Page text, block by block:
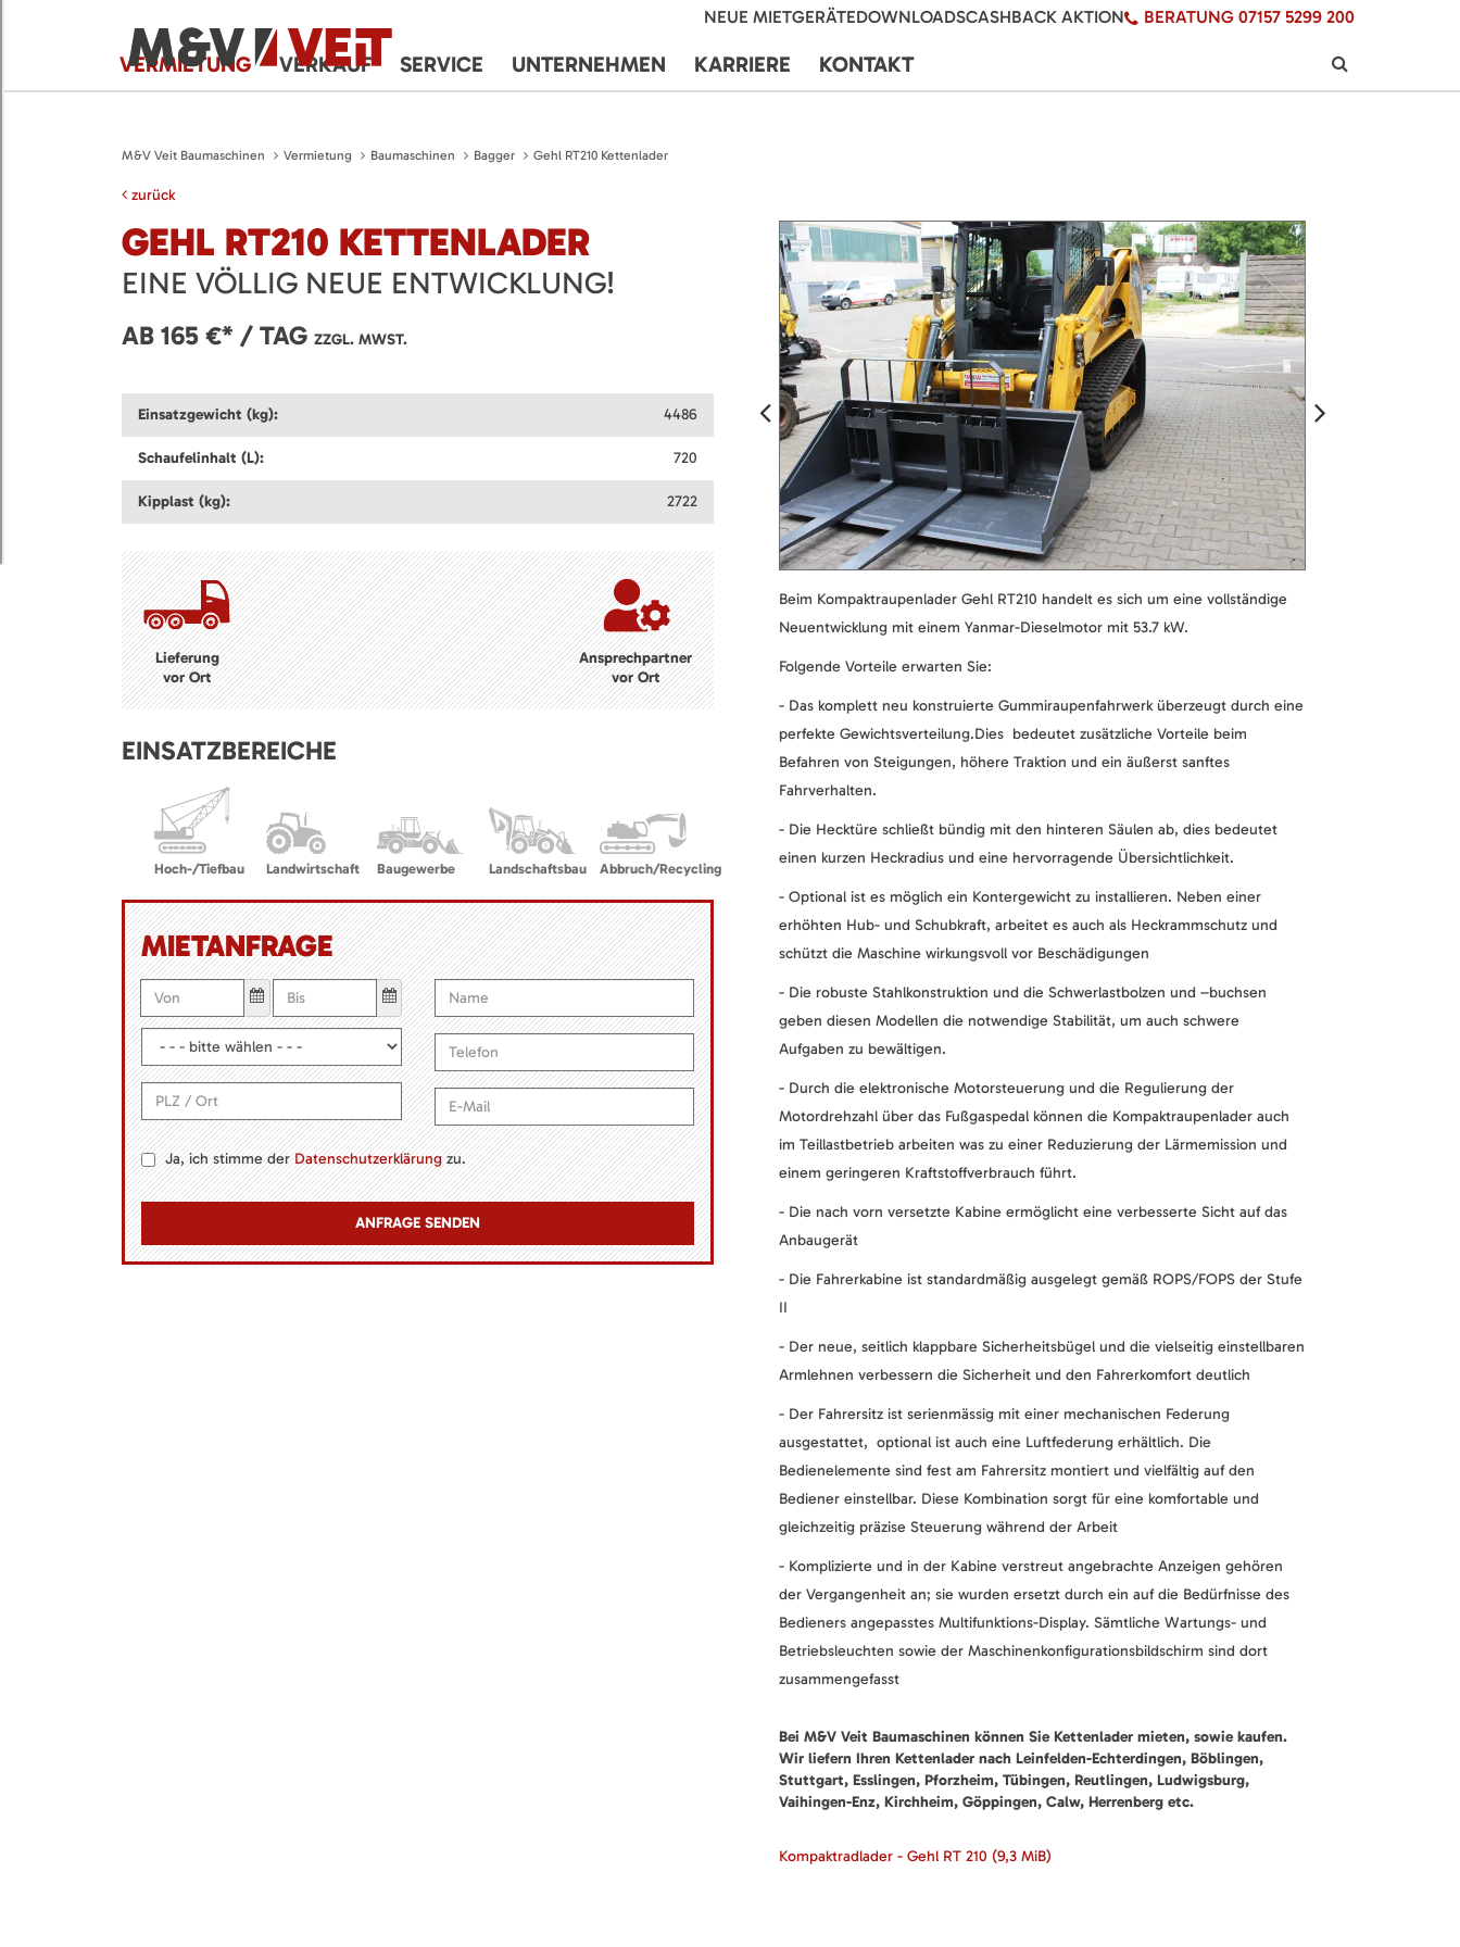
NEUE MIETGERÄTEDOWNLOADSCASHBACK AKTION BERATUNG 07157 5299 200
VERMIETUNG VERKAUF SERVICE UNTERNEHMEN KARRIERE KONTAKT
M&V Veit Baumaschinen Vermietung Baumaschinen Bagger Gehl RT210 Kettenlader
zurück
GEHL RT210 KETTENLADER
EINE VÖLLIG NEUE ENTWICKLUNG!
AB 165 €* / TAG ZZGL. MWST.
Einsatzgewicht (kg): 4486
Schaufelinhalt (L): 720
Kipplast (kg): 2722
Lieferung
vor Ort
Ansprechpartner
vor Ort
EINSATZBEREICHE
Hoch-/Tiefbau Landwirtschaft Baugewerbe Landschaftsbau Abbruch/Recycling
MIETANFRAGE
Ja, ich stimme derDatenschutzerklärungzu.
Beim Kompaktraupenlader Gehl RT210 handelt es sich um eine vollständige
Neuentwicklung mit einem Yanmar-Dieselmotor mit 53.7 kW.
Folgende Vorteile erwarten Sie:
- Das komplett neu konstruierte Gummiraupenfahrwerk überzeugt durch eine
perfekte Gewichtsverteilung.Dies bedeutet zusätzliche Vorteile beim
Befahren von Steigungen, höhere Traktion und ein äußerst sanftes
Fahrverhalten.
- Die Hecktüre schließt bündig mit den hinteren Säulen ab, dies bedeutet
einen kurzen Heckradius und eine hervorragende Übersichtlichkeit.
- Optional ist es möglich ein Kontergewicht zu installieren. Neben einer
erhöhten Hub- und Schubkraft, arbeitet es auch als Heckrammschutz und
schützt die Maschine wirkungsvoll vor Beschädigungen
- Die robuste Stahlkonstruktion und die Schwerlastbolzen und –buchsen
geben diesen Modellen die notwendige Stabilität, um auch schwere
Aufgaben zu bewältigen.
- Durch die elektronische Motorsteuerung und die Regulierung der
Motordrehzahl über das Fußgaspedal können die Kompaktraupenlader auch
im Teillastbetrieb arbeiten was zu einer Reduzierung der Lärmemission und
einem geringeren Kraftstoffverbrauch führt.
- Die nach vorn versetzte Kabine ermöglicht eine verbesserte Sicht auf das
Anbaugerät
- Die Fahrerkabine ist standardmäßig ausgelegt gemäß ROPS/FOPS der Stufe
II
- Der neue, seitlich klappbare Sicherheitsbügel und die vielseitig einstellbaren
Armlehnen verbessern die Sicherheit und den Fahrerkomfort deutlich
- Der Fahrersitz ist serienmässig mit einer mechanischen Federung
ausgestattet, optional ist auch eine Luftfederung erhältlich. Die
Bedienelemente sind fest am Fahrersitz montiert und vielfältig auf den
Bediener einstellbar. Diese Kombination sorgt für eine komfortable und
gleichzeitig präzise Steuerung während der Arbeit
- Komplizierte und in der Kabine verstreut angebrachte Anzeigen gehören
der Vergangenheit an; sie wurden ersetzt durch ein auf die Bedürfnisse des
Bedieners angepasstes Multifunktions-Display. Sämtliche Wartungs- und
Betriebsleuchten sowie der Maschinenkonfigurationsbildschirm sind dort
zusammengefasst
Bei M&V Veit Baumaschinen können Sie Kettenlader mieten, sowie kaufen.
Wir liefern Ihren Kettenlader nach Leinfelden-Echterdingen, Böblingen,
Stuttgart, Esslingen, Pforzheim, Tübingen, Reutlingen, Ludwigsburg,
Vaihingen-Enz, Kirchheim, Göppingen, Calw, Herrenberg etc.
Kompaktradlader - Gehl RT 210 (9,3 MiB)